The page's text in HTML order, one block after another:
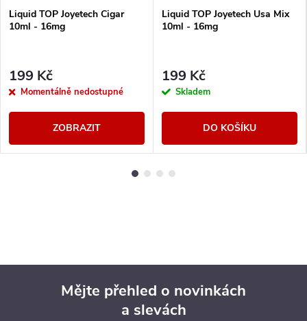
Liquid TOP Joyetech Cigar
10ml - 16mg
199 Kč
Momentálně nedostupné
ZOBRAZIT
Liquid TOP Joyetech Usa Mix
10ml - 16mg
199 Kč
Skladem
DO KOŠÍKU
Mějte přehled o novinkách
a slevách